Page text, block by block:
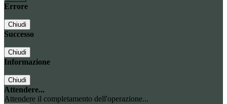
Errore
Chiudi
Successo
Chiudi
Informazione
Chiudi
Attendere...
Attendere il completamento dell'operazione...